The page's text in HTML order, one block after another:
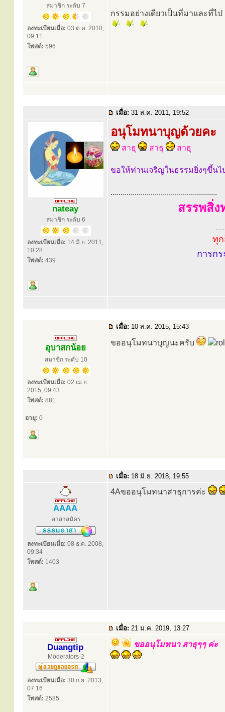
สมาชิก ระดับ 7
ลงทะเบียนเมื่อ: 03 ต.ค. 2010,
09:11
โพสต์: 596
กรรมอย่างเดียวเป็นที่มาและที่ไป
เมื่อ: 31 ส.ค. 2011, 19:52
nateay
สมาชิก ระดับ 6
ลงทะเบียนเมื่อ: 14 มิ.ย. 2011,
10:28
โพสต์: 439
อนุโมทนาบุญด้วยคะ
สาธุ สาธุ สาธุ
ขอให้ท่านเจริญในธรรมยิ่งๆขึ้นไ
.....................................................
สรรพสิ่
ทุ
การก
เมื่อ: 10 ส.ค. 2015, 15:43
อุบาสกน้อย
สมาชิก ระดับ 10
ลงทะเบียนเมื่อ: 02 เม.ย.
2015, 09:43
โพสต์: 881
อายุ: 0
ขออนุโมทนาบุญนะครับ
เมื่อ: 18 มิ.ย. 2018, 19:55
AAAA
อาสาสมัคร
ลงทะเบียนเมื่อ: 08 ธ.ค. 2008,
09:34
โพสต์: 1403
4Aขออนุโมทนาสาธุการค่ะ
เมื่อ: 21 ม.ค. 2019, 13:27
Duangtip
Moderators-2
ลงทะเบียนเมื่อ: 30 ก.ย. 2013,
07:16
โพสต์: 2585
ขออนุโมทนา สาธุๆๆ ค่ะ